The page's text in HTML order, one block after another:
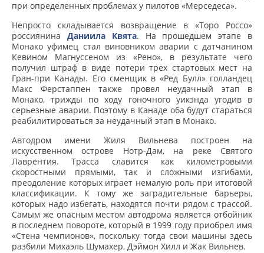
при определенных проблемах у пилотов «Мерседеса».
Непросто складывается возвращение в «Торо Россо»
россиянина Даниила Квята. На прошедшем этапе в
Монако уфимец стал виновником аварии с датчанином
Кевином Магнуссеном из «Рено», в результате чего
получил штраф в виде потери трех стартовых мест на
Гран-при Канады. Его сменщик в «Ред Булл» голландец
Макс Ферстаппен также провел неудачный этап в
Монако, трижды по ходу гоночного уикэнда угодив в
серьезные аварии. Поэтому в Канаде оба будут стараться
реабилитироваться за неудачный этап в Монако.
Автодром имени Жиля Вильнева построен на
искусственном острове Нотр-Дам, на реке Святого
Лаврентия. Трасса славится как километровыми
скоростными прямыми, так и сложными изгибами,
преодоление которых играет немалую роль при итоговой
классификации. К тому же заградительные барьеры,
которых надо избегать, находятся почти рядом с трассой.
Самым же опасным местом автодрома является отбойник
в последнем повороте, который в 1999 году приобрел имя
«Стена чемпионов», поскольку тогда свои машины здесь
разбили Михаэль Шумахер, Дэймон Хилл и Жак Вильнев.